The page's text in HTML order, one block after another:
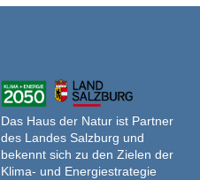
Das Haus der Natur ist Partner
des Landes Salzburg und
bekennt sich zu den Zielen der
Klima- und Energiestrategie